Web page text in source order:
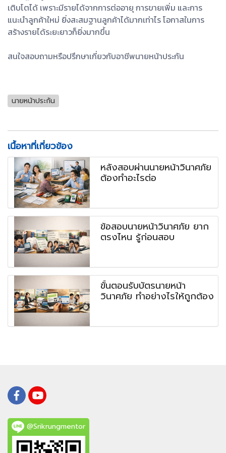
เติบโตได้ เพราะมีรายได้จากการต่ออายุ การขายเพิ่ม และการ
แนะนำลูกค้าใหม่ ยิ่งสะสมฐานลูกค้าได้มากเท่าไร โอกาสในการ
สร้างรายได้ระยะยาวก็ยิ่งมากขึ้น
สนใจสอบถามหรือปรึกษาเกี่ยวกับอาชีพนายหน้าประกัน
นายหน้าประกัน
เนื้อหาที่เกี่ยวข้อง
หลังสอบผ่านนายหน้าวินาศภัย
ต้องทำอะไรต่อ
ข้อสอบนายหน้าวินาศภัย ยาก
ตรงไหน รู้ก่อนสอบ
ขั้นตอนรับบัตรนายหน้า
วินาศภัย ทำอย่างไรให้ถูกต้อง
@Srikrungmentor